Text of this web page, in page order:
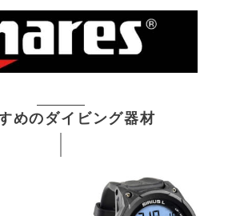
めのダイビング器材